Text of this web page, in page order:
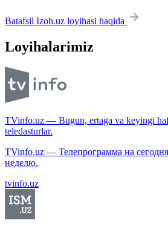
Batafsil Izoh.uz loyihasi haqida
Loyihalarimiz
TVinfo.uz — Bugun, ertaga va keyingi
teledasturlar.
TVinfo.uz — Телепрограмма на
неделю.
tvinfo.uz